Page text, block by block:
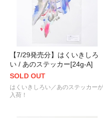
【7/29発売分】はくいきしろ
い / あのステッカー[24g-A]
SOLD OUT
はくいきしろい／あのステッカーが
入荷！